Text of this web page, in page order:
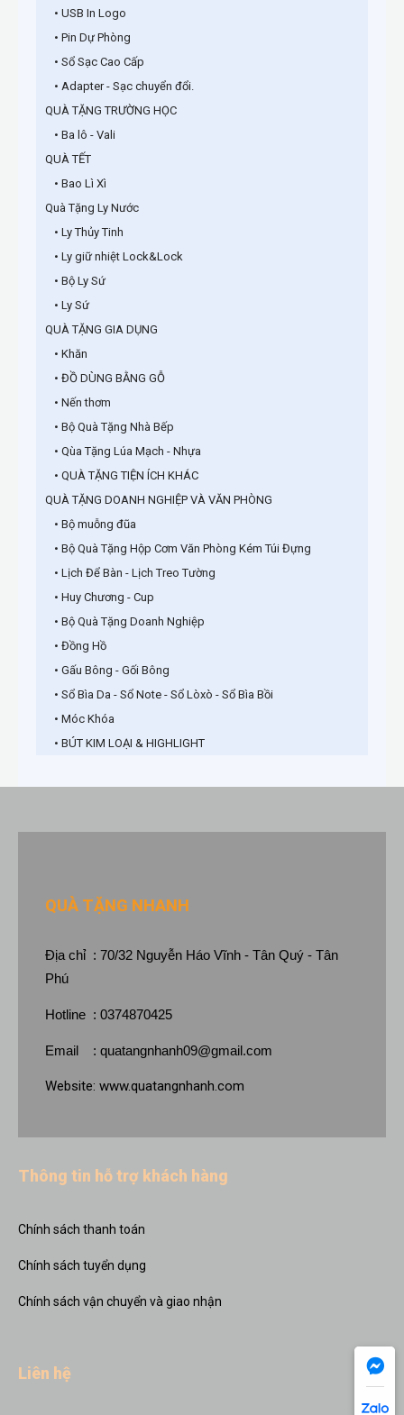
• USB In Logo
• Pin Dự Phòng
• Sổ Sạc Cao Cấp
• Adapter - Sạc chuyển đổi.
QUÀ TẶNG TRƯỜNG HỌC
• Ba lô - Vali
QUÀ TẾT
• Bao Lì Xì
Quà Tặng Ly Nước
• Ly Thủy Tinh
• Ly giữ nhiệt Lock&Lock
• Bộ Ly Sứ
• Ly Sứ
QUÀ TẶNG GIA DỤNG
• Khăn
• ĐỒ DÙNG BẰNG GỖ
• Nến thơm
• Bộ Quà Tặng Nhà Bếp
• Qùa Tặng Lúa Mạch - Nhựa
• QUÀ TẶNG TIỆN ÍCH KHÁC
QUÀ TẶNG DOANH NGHIỆP VÀ VĂN PHÒNG
• Bộ muỗng đũa
• Bộ Quà Tặng Hộp Cơm Văn Phòng Kém Túi Đựng
• Lịch Để Bàn - Lịch Treo Tường
• Huy Chương - Cup
• Bộ Quà Tặng Doanh Nghiệp
• Đồng Hồ
• Gấu Bông - Gối Bông
• Sổ Bìa Da - Sổ Note - Sổ Lòxò - Sổ Bìa Bồi
• Móc Khóa
• BÚT KIM LOẠI & HIGHLIGHT
QUÀ TẶNG NHANH
Địa chỉ : 70/32 Nguyễn Háo Vĩnh - Tân Quý - Tân
Phú
Hotline : 0374870425
Email : quatangnhanh09@gmail.com
Website: www.quatangnhanh.com
Thông tin hỗ trợ khách hàng
Chính sách thanh toán
Chính sách tuyển dụng
Chính sách vận chuyển và giao nhận
Liên hệ